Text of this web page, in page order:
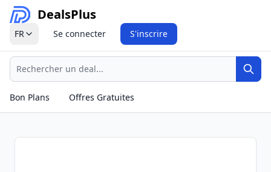
DealsPlus
FR Se connecter S'inscrire
Recherche
Bon Plans
Offres Gratuites